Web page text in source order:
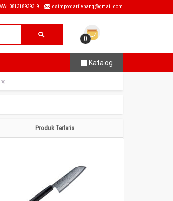
081318939319 csimpordarijepang@gmail.com
0
Katalog
Produk Terlaris